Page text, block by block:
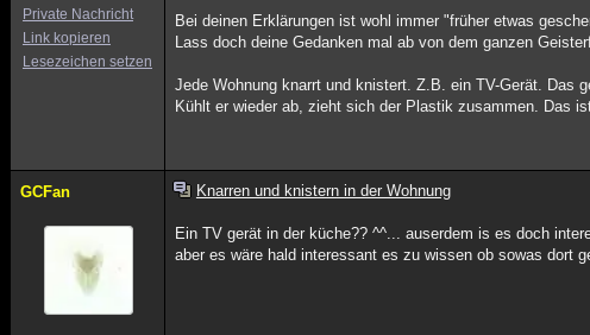
Private Nachricht
Link kopieren
Lesezeichen setzen
Bei deinen Erklärungen ist wohl immer "früher etwas
Lass doch deine Gedanken mal ab von dem ganzen
Jede Wohnung knarrt und knistert. Z.B. ein TV-Gerät. Das
Kühlt er wieder ab, zieht sich der Plastik zusammen. Das
GCFan Knarren und knistern in der Wohnung
Ein TV gerät in der küche?? ^^... auserdem is es doch
aber es wäre hald interessant es zu wissen ob sowas dort